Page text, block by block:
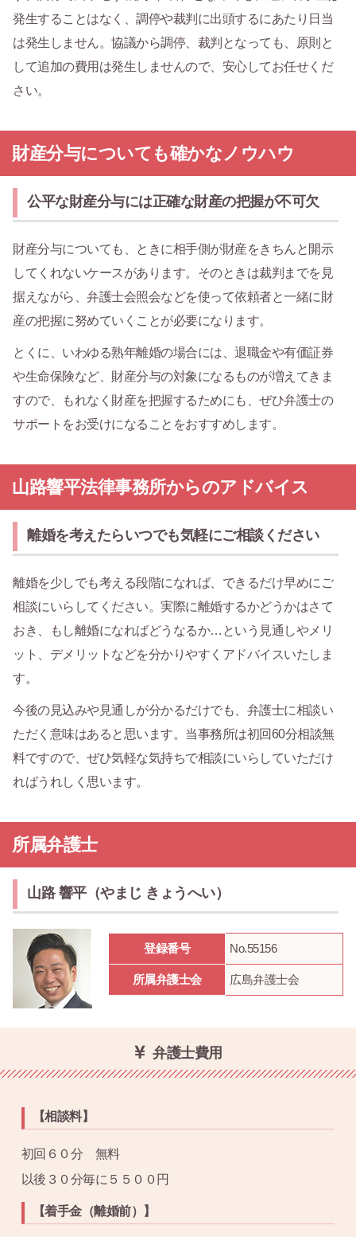
発生することはなく、調停や裁判に出頭するにあたり日当
は発生しません。協議から調停、裁判となっても、原則と
して追加の費用は発生しませんので、安心してお任せくだ
さい。
財産分与についても確かなノウハウ
公平な財産分与には正確な財産の把握が不可欠
財産分与についても、ときに相手側が財産をきちんと開示
してくれないケースがあります。そのときは裁判までを見
据えながら、弁護士会照会などを使って依頼者と一緒に財
産の把握に努めていくことが必要になります。
とくに、いわゆる熟年離婚の場合には、退職金や有価証券
や生命保険など、財産分与の対象になるものが増えてきま
すので、もれなく財産を把握するためにも、ぜひ弁護士の
サポートをお受けになることをおすすめします。
山路響平法律事務所からのアドバイス
離婚を考えたらいつでも気軽にご相談ください
離婚を少しでも考える段階になれば、できるだけ早めにご
相談にいらしてください。実際に離婚するかどうかはさて
おき、もし離婚になればどうなるか…という見通しやメリ
ット、デメリットなどを分かりやすくアドバイスいたしま
す。
今後の見込みや見通しが分かるだけでも、弁護士に相談い
ただく意味はあると思います。当事務所は初回60分相談無
料ですので、ぜひ気軽な気持ちで相談にいらしていただけ
ればうれしく思います。
所属弁護士
山路 響平（やまじ きょうへい）
登録番号 No.55156
所属弁護士会 広島弁護士会
弁護士費用
【相談料】
初回６０分 無料
以後３０分毎に５５００円
【着手金（離婚前）】